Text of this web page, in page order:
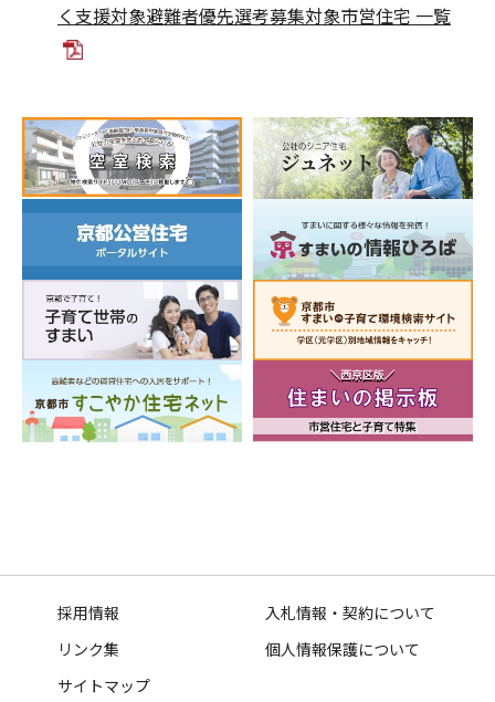
く支援対象避難者優先選考募集対象市営住宅 一覧
採用情報
入札情報・契約について
リンク集
個人情報保護について
サイトマップ